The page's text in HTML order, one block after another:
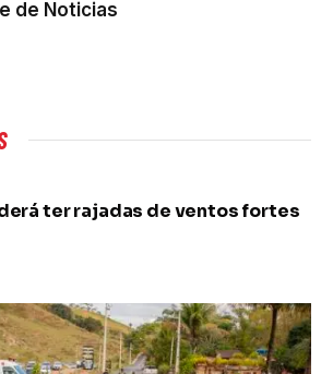
de Noticias
ter rajadas de ventos fortes